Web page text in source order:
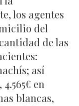
los agentes
del
de las
así
4.565€ en
blancas,